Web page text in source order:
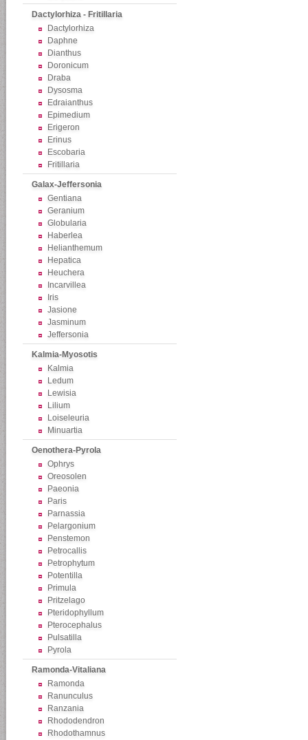
Dactylorhiza - Fritillaria
Dactylorhiza
Daphne
Dianthus
Doronicum
Draba
Dysosma
Edraianthus
Epimedium
Erigeron
Erinus
Escobaria
Fritillaria
Galax-Jeffersonia
Gentiana
Geranium
Globularia
Haberlea
Helianthemum
Hepatica
Heuchera
Incarvillea
Iris
Jasione
Jasminum
Jeffersonia
Kalmia-Myosotis
Kalmia
Ledum
Lewisia
Lilium
Loiseleuria
Minuartia
Oenothera-Pyrola
Ophrys
Oreosolen
Paeonia
Paris
Parnassia
Pelargonium
Penstemon
Petrocallis
Petrophytum
Potentilla
Primula
Pritzelago
Pteridophyllum
Pterocephalus
Pulsatilla
Pyrola
Ramonda-Vitaliana
Ramonda
Ranunculus
Ranzania
Rhododendron
Rhodothamnus